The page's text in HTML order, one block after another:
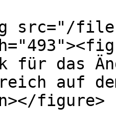
src="/files/
für das
auf
figure>